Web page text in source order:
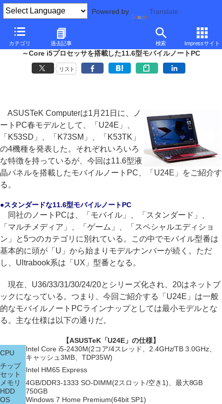
Powered by Translate
カテゴリ 過去記事 検索 Impressサイト
～Core i5プロセッサを搭載した11.6型モバイルノートPC
リスト
ASUSTeK Computerは1月21日に、ノ
ートPC春モデルとして、「U24E」、
「K53SD」、「K73SM」、「K53TK」
の4機種を発表した。それぞれいろいろ
な特徴を持っているが、今回は11.6型液
晶パネルを搭載したモバイルノートPC、「U24E」をご紹介す
る。
●スタンダードな11.6型モバイルノートPC
同社のノートPCは、「モバイル」、「スタンダード」、
「マルチメディア」、「ゲーム」、「スペシャルエディショ
ン」と5つのカテゴリに別れている。この中でモバイル型番は
基本的に頭が「U」から始まりモデルナンバーが続く。ただ
し、Ultrabook系は「UX」型番となる。
現在、U36/33/31/30/24/20とシリーズ化され、20はネットブ
ックになっている。つまり、今回ご紹介する「U24E」は一般
的なモバイルノートPCラインナップとしては最小モデルとな
る。主な仕様は以下の通りだ。
【ASUSTeK「U24E」の仕様】
CPU
Intel Core i5-2430M(2コア/4スレッド、2.4GHz/TB 3.0GHz、
キャッシュ3MB、TDP35W)
チップ
セット
Intel HM65 Express
メモリ
4GB/DDR3-1333 SO-DIMM(2スロット/空き1)、最大8GB
HDD
750GB
OS
Windows 7 Home Premium(64bit SP1)